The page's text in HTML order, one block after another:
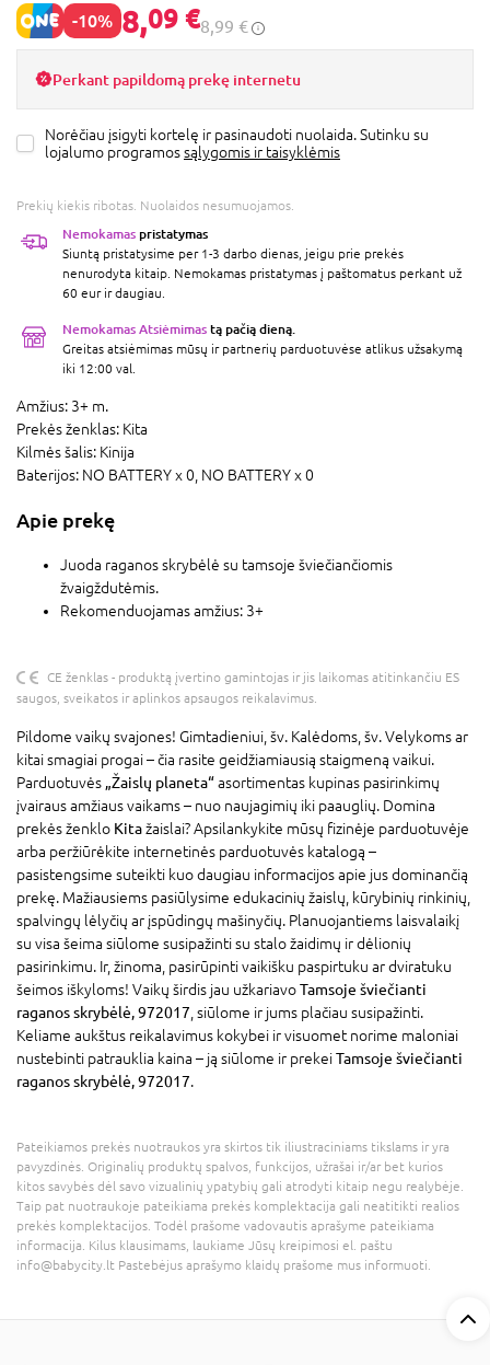
-10% 8,09 €8,99 €
Perkant papildomą prekę internetu
Norėčiau įsigyti kortelę ir pasinaudoti nuolaida. Sutinku su
lojalumo programossąlygomis ir taisyklėmis
Prekių kiekis ribotas. Nuolaidos nesumuojamos.
Nemokamas pristatymas
Siuntą pristatysime per 1-3 darbo dienas, jeigu prie prekės
nenurodyta kitaip. Nemokamas pristatymas į paštomatus perkant už
60 eur ir daugiau.
Nemokamas Atsiėmimas tą pačią dieną.
Greitas atsiėmimas mūsų ir partnerių parduotuvėse atlikus užsakymą
iki 12:00 val.
Amžius: 3+ m.
Prekės ženklas: Kita
Kilmės šalis: Kinija
Baterijos: NO BATTERY x 0, NO BATTERY x 0
Apie prekę
Juoda raganos skrybėlė su tamsoje šviečiančiomis
žvaigždutėmis.
Rekomenduojamas amžius: 3+
CE ženklas - produktą įvertino gamintojas ir jis laikomas atitinkančiu ES
saugos, sveikatos ir aplinkos apsaugos reikalavimus.
Pildome vaikų svajones! Gimtadieniui, šv. Kalėdoms, šv. Velykoms ar
kitai smagiai progai – čia rasite geidžiamiausią staigmeną vaikui.
Parduotuvės „Žaislų planeta“asortimentas kupinas pasirinkimų
įvairaus amžiaus vaikams – nuo naujagimių iki paauglių. Domina
prekės ženklo Kitažaislai? Apsilankykite mūsų fizinėje parduotuvėje
arba peržiūrėkite internetinės parduotuvės katalogą –
pasistengsime suteikti kuo daugiau informacijos apie jus dominančią
prekę. Mažiausiems pasiūlysime edukacinių žaislų, kūrybinių rinkinių,
spalvingų lėlyčių ar įspūdingų mašinyčių. Planuojantiems laisvalaikį
su visa šeima siūlome susipažinti su stalo žaidimų ir dėlionių
pasirinkimu. Ir, žinoma, pasirūpinti vaikišku paspirtuku ar dviratuku
šeimos iškyloms! Vaikų širdis jau užkariavoTamsoje šviečianti
raganos skrybėlė, 972017 , siūlome ir jums plačiau susipažinti.
Keliame aukštus reikalavimus kokybei ir visuomet norime maloniai
nustebinti patrauklia kaina – ją siūlome ir prekeiTamsoje šviečianti
raganos skrybėlė, 972017.
Pateikiamos prekės nuotraukos yra skirtos tik iliustraciniams tikslams ir yra
pavyzdinės. Originalių produktų spalvos, funkcijos, užrašai ir/ar bet kurios
kitos savybės dėl savo vizualinių ypatybių gali atrodyti kitaip negu realybėje.
Taip pat nuotraukoje pateikiama prekės komplektacija gali neatitikti realios
prekės komplektacijos. Todėl prašome vadovautis aprašyme pateikiama
informacija. Kilus klausimams, laukiame Jūsų kreipimosi el. paštu
info@babycity.lt Pastebėjus aprašymo klaidų prašome mus informuoti.